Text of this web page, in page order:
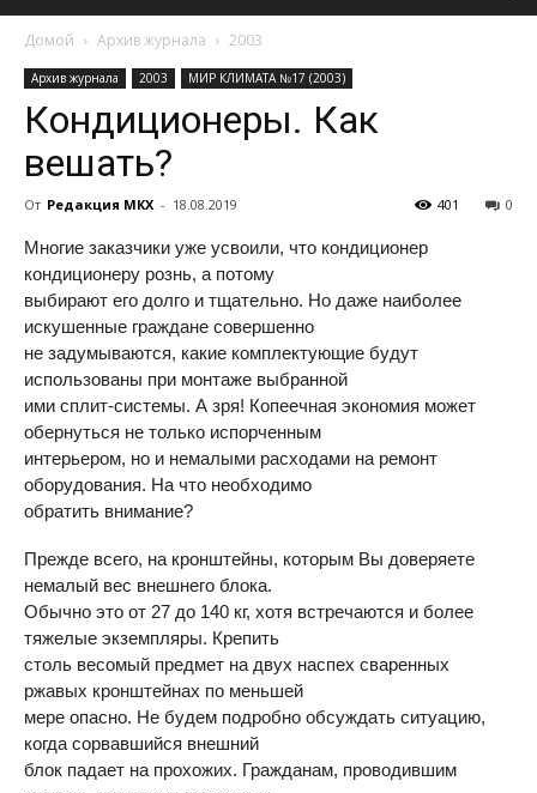
Домой Архив журнала 2003
Архив журнала 2003 МИР КЛИМАТА №17 (2003)
Кондиционеры. Как
вешать?
От Редакция МКХ - 18.08.2019 0
401
Многие заказчики уже усвоили, что кондиционер
кондиционеру рознь, а потому
выбирают его долго и тщательно. Но даже наиболее
искушенные граждане совершенно
не задумываются, какие комплектующие будут
использованы при монтаже выбранной
ими сплит-системы. А зря! Копеечная экономия может
обернуться не только испорченным
интерьером, но и немалыми расходами на ремонт
оборудования. На что необходимо
обратить внимание?
Прежде всего, на кронштейны, которым Вы доверяете
немалый вес внешнего блока.
Обычно это от 27 до 140 кг, хотя встречаются и более
тяжелые экземпляры. Крепить
столь весомый предмет на двух наспех сваренных
ржавых кронштейнах по меньшей
мере опасно. Не будем подробно обсуждать ситуацию,
когда сорвавшийся внешний
блок падает на прохожих. Гражданам, проводившим